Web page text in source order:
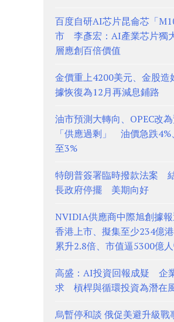
百度自研AI芯片昆侖芯「
市 李彥宏：AI產業芯片獨
層應創百倍價值
金價重上4200美元、金股
據恢復為12月再減息鋪路
油市預測大轉向、OPEC改
「供應過剩」 油價急跌4%
至3%
特朗普簽署臨時撥款法案
長政府停擺 美期向好
NVIDIA供應商中際旭創據
香港上市、擬集至少234億
累升2.8倍、市值逼5300億
高盛：AI投資回報成疑 企
求 槓桿與循環投資為潛在
烏暫停和談 俄促美避升級戰